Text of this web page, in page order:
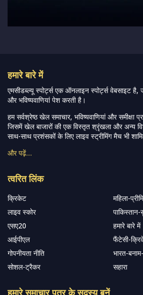
हमारे बारे में
एमसीडब्ल्यू स्पोर्ट्स एक ऑनलाइन स्पोर्ट्स वेबसाइट है,
और भविष्यवाणियां पेश करती है।
हम सर्वश्रेष्ठ खेल समाचार, भविष्यवाणियां और समीक्षा
जिसमें खेल बाजारों की एक विस्तृत श्रृंखला और अन्य
साथ-साथ प्रशंसकों के लिए लाइव स्ट्रीमिंग मैच भी
और पढ़ें…
त्वरित लिंक
क्रिकेट
महिला-
लाइव स्कोर
एसए20
हमारे बारे में
आईपीएल
फैंटेसी-
गोपनीयता नीति
भारत-
सोशल-ट्रैकर
सहारा
हमारे समाचार पत्र के सदस्य बनें